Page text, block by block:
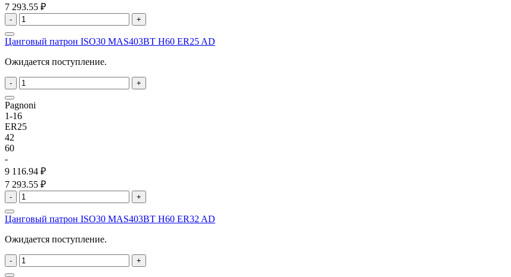
7 293.55 ₽
- +
Цанговый патрон ISO30 MAS403BT H60 ER25 AD
Ожидается поступление.
- +
Pagnoni
1-16
ER25
42
60
-
9 116.94 ₽
7 293.55 ₽
- +
Цанговый патрон ISO30 MAS403BT H60 ER32 AD
Ожидается поступление.
- +